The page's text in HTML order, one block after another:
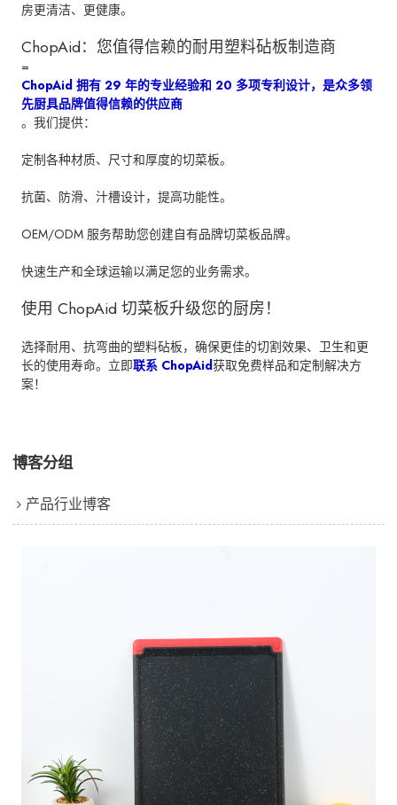
房更清洁、更健康。
ChopAid：您值得信赖的耐用塑料砧板制造商
=
ChopAid 拥有 29 年的专业经验和 20 多项专利设计，是众多领
先厨具品牌值得信赖的供应商
。我们提供：
定制各种材质、尺寸和厚度的切菜板。
抗菌、防滑、汁槽设计，提高功能性。
OEM/ODM 服务帮助您创建自有品牌切菜板品牌。
快速生产和全球运输以满足您的业务需求。
使用 ChopAid 切菜板升级您的厨房！
选择耐用、抗弯曲的塑料砧板，确保更佳的切割效果、卫生和更
长的使用寿命。立即联系 ChopAid获取免费样品和定制解决方
案！
博客分组
产品行业博客